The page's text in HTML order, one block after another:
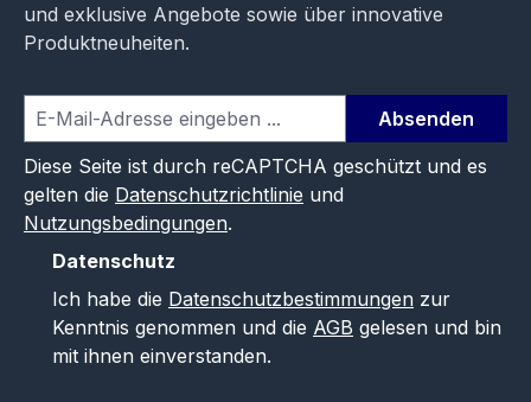
und exklusive Angebote sowie über innovative
Produktneuheiten.
Absenden
Diese Seite ist durch reCAPTCHA geschützt und es
gelten die Datenschutzrichtlinie und
Nutzungsbedingungen.
Datenschutz
Ich habe die Datenschutzbestimmungen zur
Kenntnis genommen und die AGB gelesen und bin
mit ihnen einverstanden.